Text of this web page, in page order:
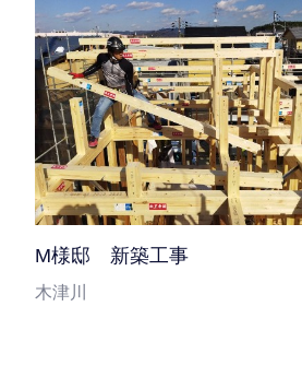
M様邸 新築工事
木津川